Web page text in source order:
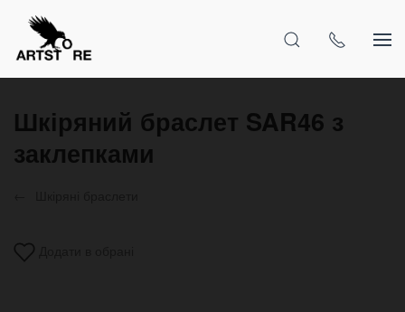
Шкіряний браслет SAR46 з
заклепками